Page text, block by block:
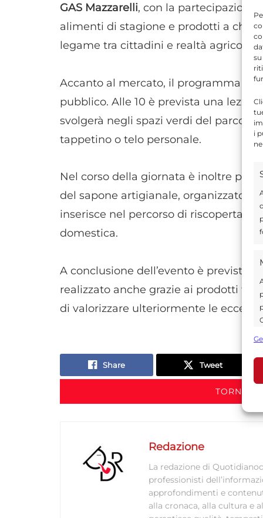
i
GAS Mazzarelli, con la partecipazione
alimenti di stagione e prodotti a
legame tra cittadini e realtà agricole
Accanto al mercato, il programma
pubblico. Alle 10 è prevista una
svolgerà negli spazi verdi del parco.
tappetino o telo personale.
Nel corso della giornata è inoltre
del sapone artigianale, organizzato
inserisce nel percorso di riscoperta
domestica.
A conclusione dell’evento è previsto
realizzato anche grazie ai prodotti
di valorizzare ulteriormente le
Share Tweet
TORNA
Redazione
La redazione di
professionisti
approfondimenti e
alla cronaca, alla cultura e